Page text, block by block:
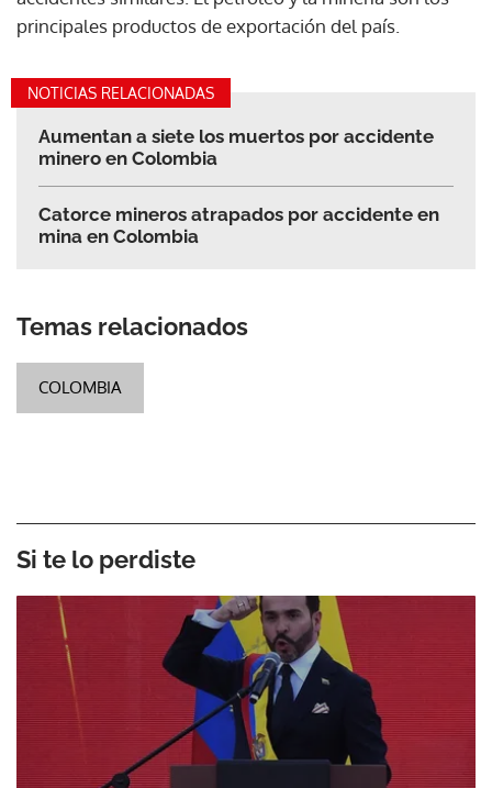
principales productos de exportación del país.
NOTICIAS RELACIONADAS
Aumentan a siete los muertos por accidente
minero en Colombia
Catorce mineros atrapados por accidente en
mina en Colombia
Temas relacionados
COLOMBIA
Si te lo perdiste